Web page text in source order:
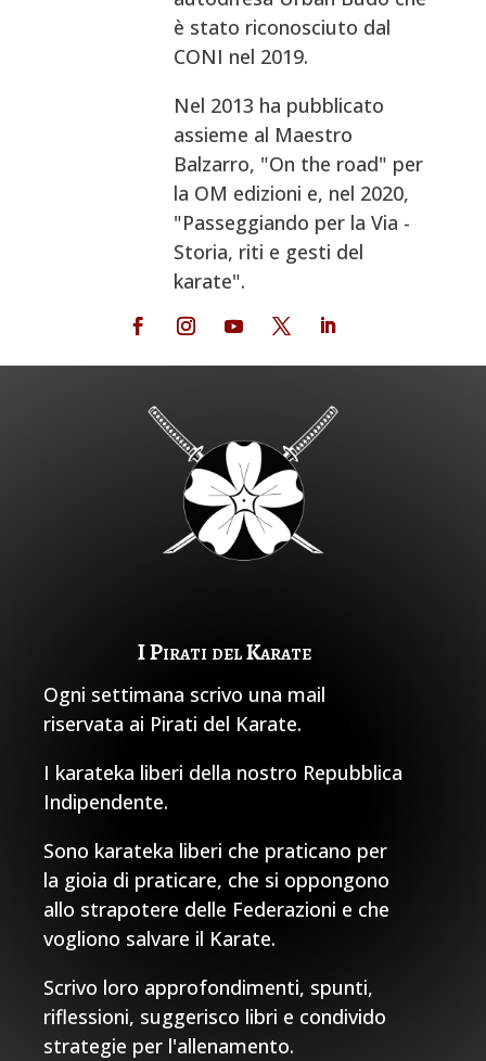
è stato riconosciuto dal
CONI nel 2019.
Nel 2013 ha pubblicato
assieme al Maestro
Balzarro, "On the road" per
la OM edizioni e, nel 2020,
"Passeggiando per la Via -
Storia, riti e gesti del
karate".
I Pirati del Karate
Ogni settimana scrivo una mail
riservata ai Pirati del Karate.
I karateka liberi della nostro Repubblica
Indipendente.
Sono karateka liberi che praticano per
la gioia di praticare, che si oppongono
allo strapotere delle Federazioni e che
vogliono salvare il Karate.
Scrivo loro approfondimenti, spunti,
riflessioni, suggerisco libri e condivido
strategie per l'allenamento.